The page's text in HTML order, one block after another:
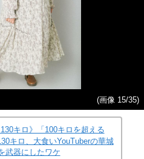
(画像 15/35)
キロ》「100キロを超える
キロ、大食いYouTuberの華城
武器にしたワケ